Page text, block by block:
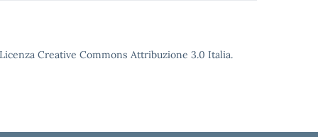
Creative Commons Attribuzione 3.0 Italia.